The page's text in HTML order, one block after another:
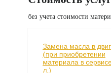
без учета стоимости
Замена масла в
(при приобретении
материала в
л.)